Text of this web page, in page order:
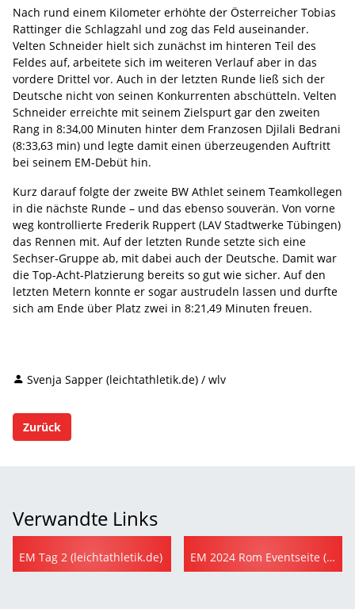
Nach rund einem Kilometer erhöhte der Österreicher Tobias
Rattinger die Schlagzahl und zog das Feld auseinander.
Velten Schneider hielt sich zunächst im hinteren Teil des
Feldes auf, arbeitete sich im weiteren Verlauf aber in das
vordere Drittel vor. Auch in der letzten Runde ließ sich der
Deutsche nicht von seinen Konkurrenten abschütteln. Velten
Schneider erreichte mit seinem Zielspurt gar den zweiten
Rang in 8:34,00 Minuten hinter dem Franzosen Djilali Bedrani
(8:33,63 min) und legte damit einen überzeugenden Auftritt
bei seinem EM-Debüt hin.
Kurz darauf folgte der zweite BW Athlet seinem Teamkollegen
in die nächste Runde – und das ebenso souverän. Von vorne
weg kontrollierte Frederik Ruppert (LAV Stadtwerke Tübingen)
das Rennen mit. Auf der letzten Runde setzte sich eine
Sechser-Gruppe ab, mit dabei auch der Deutsche. Damit war
die Top-Acht-Platzierung bereits so gut wie sicher. Auf den
letzten Metern konnte er sogar austrudeln lassen und durfte
sich am Ende über Platz zwei in 8:21,49 Minuten freuen.
Svenja Sapper (leichtathletik.de) / wlv
Zurück
Verwandte Links
EM Tag 2 (leichtathletik.de) EM 2024 Rom Eventseite (leichtathletik.de)